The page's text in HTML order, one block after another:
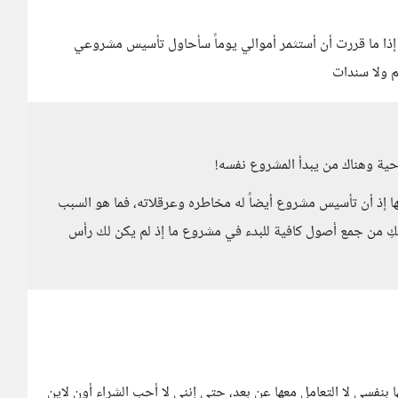
إذا ما قررت أن أستثمر أموالي يوماً سأحاول تأسيس مشروعي
ولا سندات
وهناك من يبدأ المشروع نفسه!
إذ أن تأسيس مشروع أيضاً له مخاطره وعرقلاته، فما هو السبب
من جمع أصول كافية للبدء في مشروع ما إذ لم يكن لك رأس